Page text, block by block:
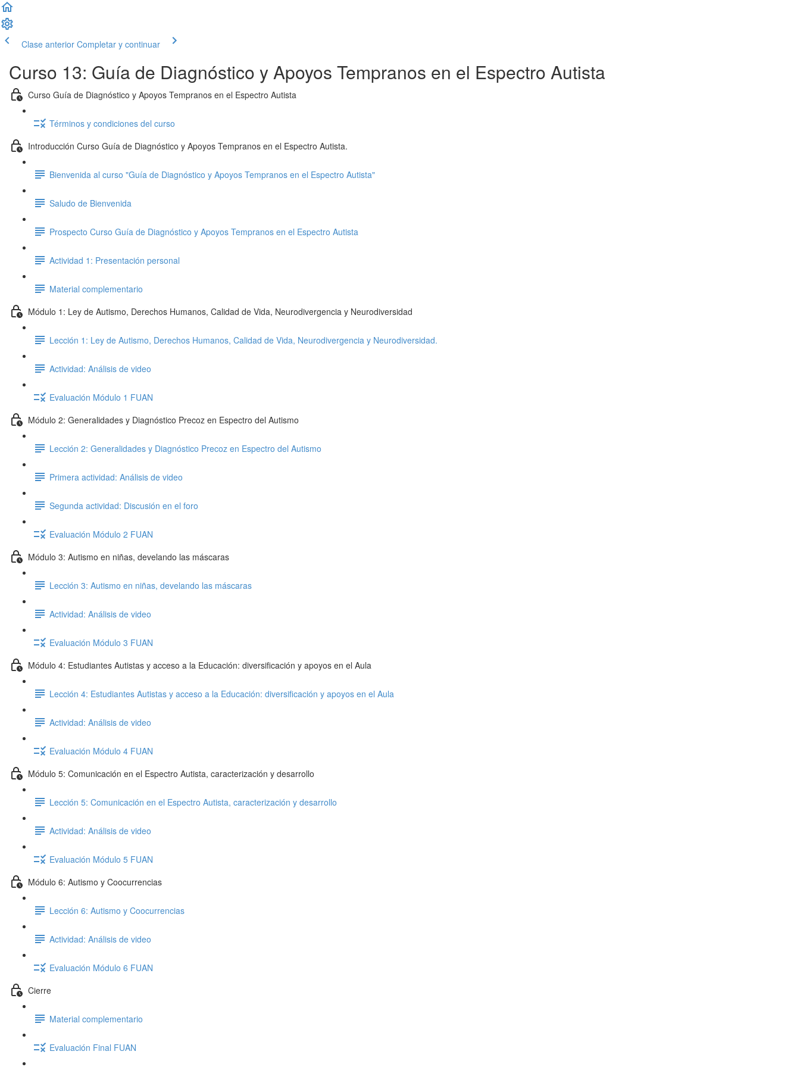
Clase anterior Completar y continuar
Curso 13: Guía de Diagnóstico y Apoyos Tempranos en el Espectro Autista
Curso Guía de Diagnóstico y Apoyos Tempranos en el Espectro Autista
Términos y condiciones del curso
Introducción Curso Guía de Diagnóstico y Apoyos Tempranos en el Espectro Autista.
Bienvenida al curso "Guía de Diagnóstico y Apoyos Tempranos en el Espectro Autista"
Saludo de Bienvenida
Prospecto Curso Guía de Diagnóstico y Apoyos Tempranos en el Espectro Autista
Actividad 1: Presentación personal
Material complementario
Módulo 1: Ley de Autismo, Derechos Humanos, Calidad de Vida, Neurodivergencia y Neurodiversidad
Lección 1: Ley de Autismo, Derechos Humanos, Calidad de Vida, Neurodivergencia y Neurodiversidad.
Actividad: Análisis de video
Evaluación Módulo 1 FUAN
Módulo 2: Generalidades y Diagnóstico Precoz en Espectro del Autismo
Lección 2: Generalidades y Diagnóstico Precoz en Espectro del Autismo
Primera actividad: Análisis de video
Segunda actividad: Discusión en el foro
Evaluación Módulo 2 FUAN
Módulo 3: Autismo en niñas, develando las máscaras
Lección 3: Autismo en niñas, develando las máscaras
Actividad: Análisis de video
Evaluación Módulo 3 FUAN
Módulo 4: Estudiantes Autistas y acceso a la Educación: diversificación y apoyos en el Aula
Lección 4: Estudiantes Autistas y acceso a la Educación: diversificación y apoyos en el Aula
Actividad: Análisis de video
Evaluación Módulo 4 FUAN
Módulo 5: Comunicación en el Espectro Autista, caracterización y desarrollo
Lección 5: Comunicación en el Espectro Autista, caracterización y desarrollo
Actividad: Análisis de video
Evaluación Módulo 5 FUAN
Módulo 6: Autismo y Coocurrencias
Lección 6: Autismo y Coocurrencias
Actividad: Análisis de video
Evaluación Módulo 6 FUAN
Cierre
Material complementario
Evaluación Final FUAN